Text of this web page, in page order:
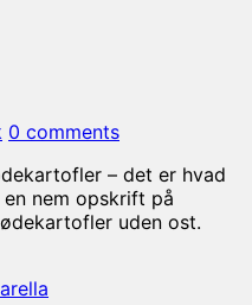
0 comments
– det er hvad
nem opskrift på
uden ost.